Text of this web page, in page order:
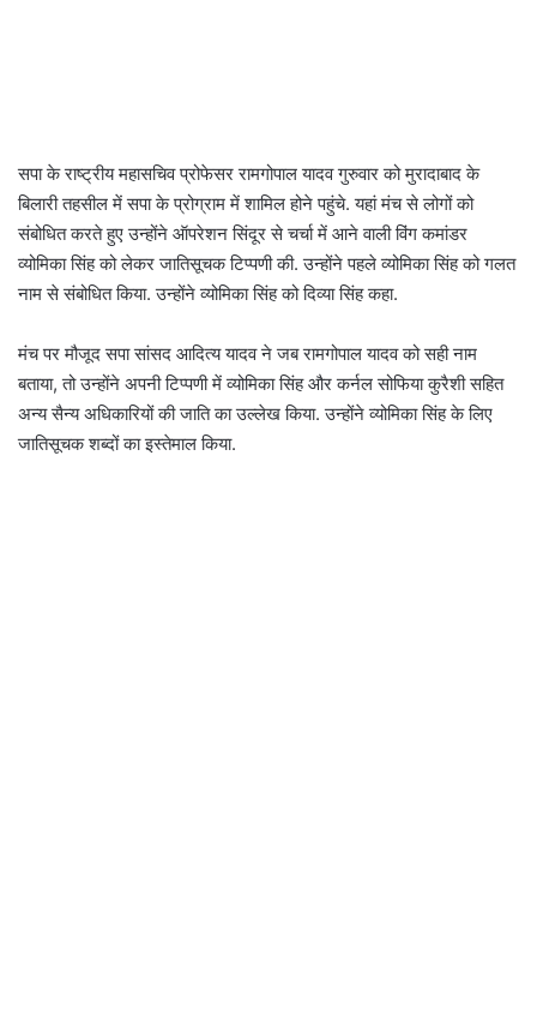
सपा के राष्ट्रीय महासचिव प्रोफेसर रामगोपाल यादव गुरुवार को मुरादाबाद के
बिलारी तहसील में सपा के प्रोग्राम में शामिल होने पहुंचे. यहां मंच से लोगों को
संबोधित करते हुए उन्होंने ऑपरेशन सिंदूर से चर्चा में आने वाली विंग कमांडर
व्योमिका सिंह को लेकर जातिसूचक टिप्पणी की. उन्होंने पहले व्योमिका सिंह को गलत
नाम से संबोधित किया. उन्होंने व्योमिका सिंह को दिव्या सिंह कहा.
मंच पर मौजूद सपा सांसद आदित्य यादव ने जब रामगोपाल यादव को सही नाम
बताया, तो उन्होंने अपनी टिप्पणी में व्योमिका सिंह और कर्नल सोफिया कुरैशी सहित
अन्य सैन्य अधिकारियों की जाति का उल्लेख किया. उन्होंने व्योमिका सिंह के लिए
जातिसूचक शब्दों का इस्तेमाल किया.